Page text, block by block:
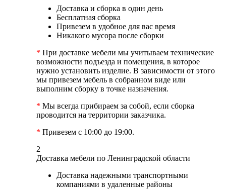
Доставка и сборка в один день
Бесплатная сборка
Привезем в удобное для вас время
Никакого мусора после сборки
* При доставке мебели мы учитываем технические
возможности подъезда и помещения, в которое
нужно установить изделие. В зависимости от этого
мы привезем мебель в собранном виде или
выполним сборку в точке назначения.
* Мы всегда прибираем за собой, если сборка
проводится на территории заказчика.
* Привезем с 10:00 до 19:00.
2
Доставка мебели по Ленинградской области
Доставка надежными транспортными
компаниями в удаленные районы